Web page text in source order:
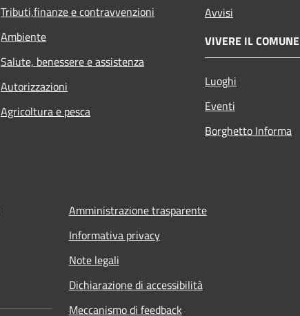
Tributi,finanze e contravvenzioni
Ambiente
Salute, benessere e assistenza
Autorizzazioni
Agricoltura e pesca
Avvisi
VIVERE IL COMUNE
Luoghi
Eventi
Borghetto Informa
Amministrazione trasparente
Informativa privacy
Note legali
Dichiarazione di accessibilità
Meccanismo di feedback